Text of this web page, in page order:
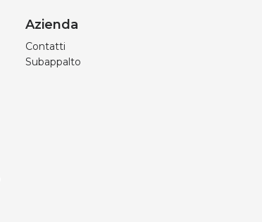
Azienda
Contatti
Subappalto